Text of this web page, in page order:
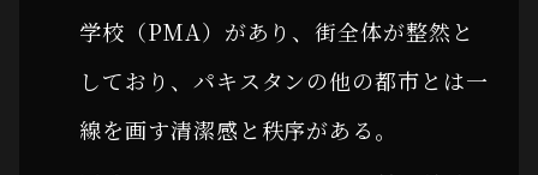
学校（PMA）があり、街全体が整然と
しており、パキスタンの他の都市とは一
線を画す清潔感と秩序がある。